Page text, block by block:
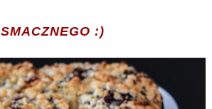
SMACZNEGO :)